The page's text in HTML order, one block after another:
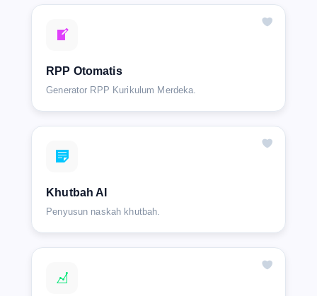
RPP Otomatis
Generator RPP Kurikulum Merdeka.
Khutbah AI
Penyusun naskah khutbah.